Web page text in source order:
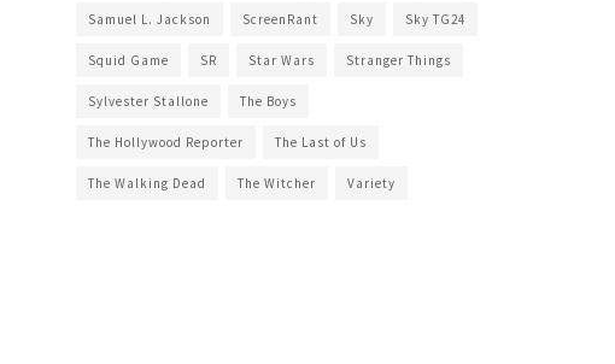
Samuel L. Jackson ScreenRant Sky Sky TG24
Squid Game SR Star Wars Stranger Things
Sylvester Stallone The Boys
The Hollywood Reporter The Last of Us
The Walking Dead The Witcher Variety